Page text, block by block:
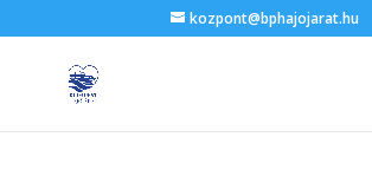
kozpont@bphajojarat.hu